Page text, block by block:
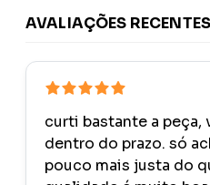
AVALIAÇÕES RECENTES
curti bastante a peça,
dentro do prazo. só
pouco mais justa do